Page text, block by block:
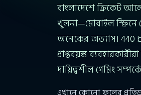
বাংলাদেশে ক্রিকেট
খুলনা—মোবাইল স্ক্রিনে
অনেকের অভ্যাস। 440
প্রাপ্তবয়স্ক
দায়িত্বশীল গেমিং